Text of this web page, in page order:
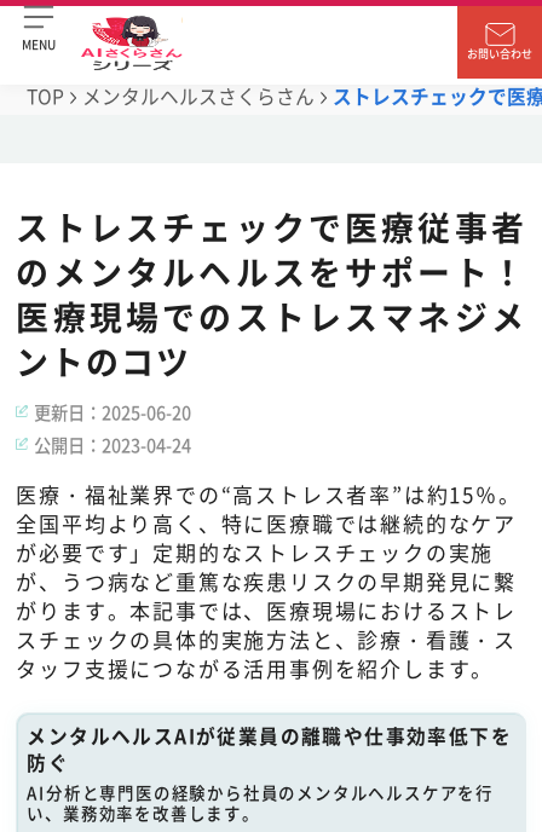
MENU
お問い合わせ
TOP メンタルヘルスさくらさん ストレスチェックで医
ストレスチェックで医療従事者
のメンタルヘルスをサポート！
医療現場でのストレスマネジメ
ントのコツ
更新日：2025-06-20
公開日：2023-04-24
医療・福祉業界での“高ストレス者率”は約15％。
全国平均より高く、特に医療職では継続的なケア
が必要です」定期的なストレスチェックの実施
が、うつ病など重篤な疾患リスクの早期発見に繋
がります。本記事では、医療現場におけるストレ
スチェックの具体的実施方法と、診療・看護・ス
タッフ支援につながる活用事例を紹介します。
メンタルヘルスAIが従業員の離職や仕事効率低下を
防ぐ
AI分析と専門医の経験から社員のメンタルヘルスケアを行
い、業務効率を改善します。